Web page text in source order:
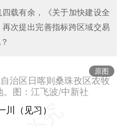
载有余，《关于加快建设全
次提出完善指标跨区域交易
原图
治区日喀则桑珠孜区农牧
。图：江飞波/中新社
川（见习）